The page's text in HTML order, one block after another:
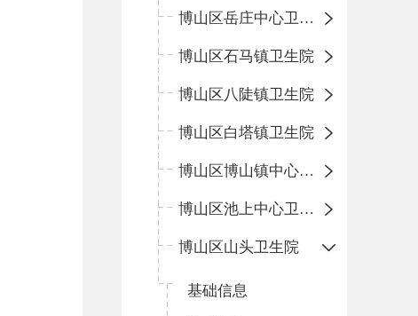
博山区岳庄中心卫生院
博山区石马镇卫生院
博山区八陡镇卫生院
博山区白塔镇卫生院
博山区博山镇中心卫生院（南院区、北院区）
博山区池上中心卫生院
博山区山头卫生院
基础信息